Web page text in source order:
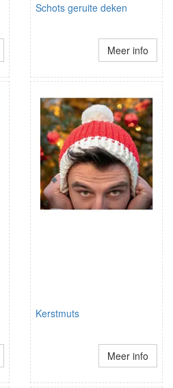
Schots geruite deken
Meer info
Kerstmuts
Meer info